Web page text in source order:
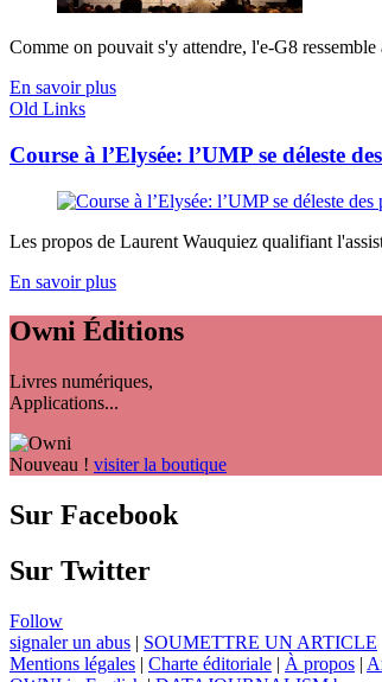
Comme on pouvait s'y attendre, l'e-G8
En savoir plus
Old Links
Course à l’Elysée: l’UMP se déleste
Les propos de Laurent Wauquiez qualifiant
En savoir plus
Owni Éditions
Livres numériques,
Applications...
Nouveau ! visiter la boutique
Sur Facebook
Sur Twitter
Follow
signaler un abus | SOUMETTRE UN ARTICLE
Mentions légales | Charte éditoriale | À propos |